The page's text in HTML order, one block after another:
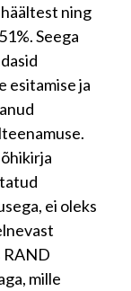
ning
Seega
esitamise ja
ei oleks
RAND
mille